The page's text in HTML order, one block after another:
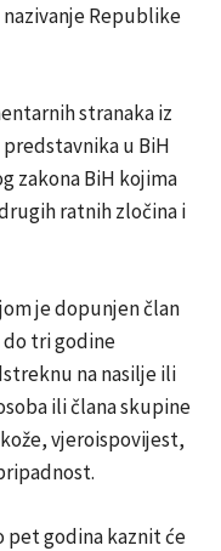
Republike
stranaka iz
u BiH
zakona BiH kojima
ratnih zločina i
je dopunjen član
do tri godine
na nasilje ili
ili člana skupine
vjeroispovijest,
pet godina kaznit će